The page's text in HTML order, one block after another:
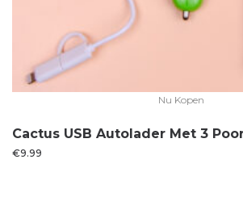
Nu Kopen
Cactus USB Autolader Met 3
€9.99